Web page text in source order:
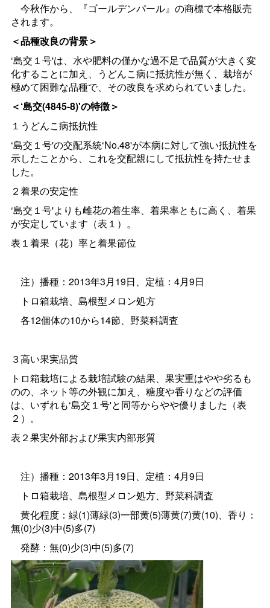
今秋作から、『ゴールデンパール』の商標で本格販売
されます。
＜品種改良の背景＞
‘島交１号'は、水や肥料の僅かな過不足で品質が大きく変
化することに加え、うどんこ病に抵抗性が無く、栽培が
極めて困難な品種で、その改良を求められていました。
＜‘島交(4845-8)'の特徴＞
１うどんこ病抵抗性
‘島交１号'の交配系統‘No.48'が本病に対して強い抵抗性を
示したことから、これを交配親にして抵抗性を持たせま
した。
２着果の安定性
‘島交１号'よりも雌花の着生率、着果率ともに高く、着果
が安定しています（表１）。
表１着果（花）率と着果節位
注）播種：2013年3月19日、定植：4月9日
トロ箱栽培、島根型メロン処方
各12個体の10から14節、野菜科調査
３高い果実品質
トロ箱栽培による栽培試験の結果、果実重はやや劣るも
のの、ネット等の外観に加え、糖度や香りなどの評価
は、いずれも‘島交１号'と同等からやや優りました（表
２）。
表２果実外部および果実内部形質
注）播種：2013年3月19日、定植：4月9日
トロ箱栽培、島根型メロン処方、野菜科調査
黄化程度：緑(1)薄緑(3)一部黄(5)薄黄(7)黄(10)、香り：
無(0)少(3)中(5)多(7)
発酵：無(0)少(3)中(5)多(7)